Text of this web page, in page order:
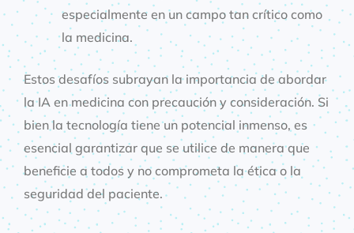
especialmente en un campo tan crítico como
la medicina.
Estos desafíos subrayan la importancia de abordar
la IA en medicina con precaución y consideración. Si
bien la tecnología tiene un potencial inmenso, es
esencial garantizar que se utilice de manera que
beneficie a todos y no comprometa la ética o la
seguridad del paciente.